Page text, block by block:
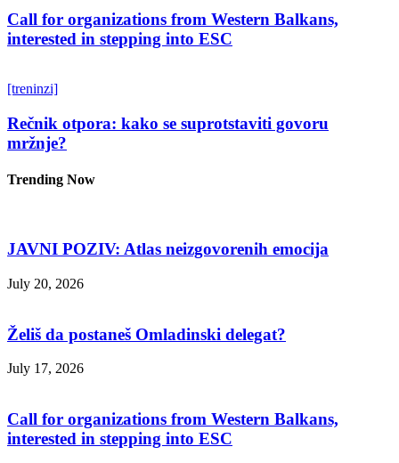
Call for organizations from Western Balkans,
interested in stepping into ESC
[treninzi]
Rečnik otpora: kako se suprotstaviti govoru
mržnje?
Trending Now
JAVNI POZIV: Atlas neizgovorenih emocija
July 20, 2026
Želiš da postaneš Omladinski delegat?
July 17, 2026
Call for organizations from Western Balkans,
interested in stepping into ESC